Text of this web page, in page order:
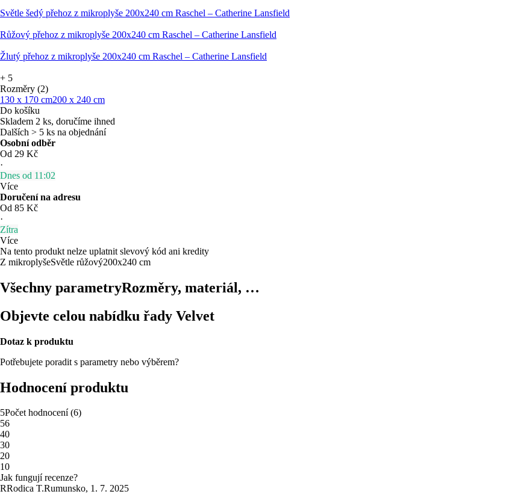
Světle šedý přehoz z mikroplyše 200x240 cm Raschel – Catherine Lansfield
Růžový přehoz z mikroplyše 200x240 cm Raschel – Catherine Lansfield
Žlutý přehoz z mikroplyše 200x240 cm Raschel – Catherine Lansfield
+ 5
Rozměry (2)
130 x 170 cm200 x 240 cm
Do košíku
Skladem 2 ks, doručíme ihned
Dalších > 5 ks na objednání
Osobní odběr
Od 29 Kč
·
Dnes od 11:02
Více
Doručení na adresu
Od 85 Kč
·
Zítra
Více
Na tento produkt nelze uplatnit slevový kód ani kredity
Z mikroplyšeSvětle růžový200x240 cm
Všechny parametryRozměry, materiál, …
Objevte celou nabídku řady Velvet
Dotaz k produktu
Potřebujete poradit s parametry nebo výběrem?
Hodnocení produktu
5Počet hodnocení(6)
56
40
30
20
10
Jak fungují recenze?
RRodica T.Rumunsko, 1. 7. 2025